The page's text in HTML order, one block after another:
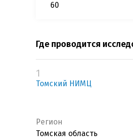
60
Где проводится
1
Томский НИМЦ
Регион
Томская область